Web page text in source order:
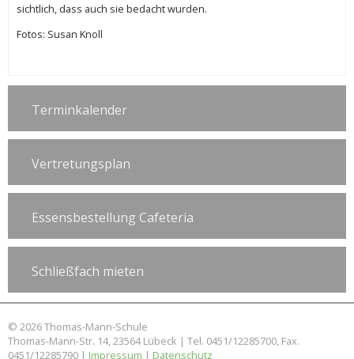
sichtlich, dass auch sie bedacht wurden.
Fotos: Susan Knoll
Terminkalender
Vertretungsplan
Essensbestellung Cafeteria
Schließfach mieten
© 2026 Thomas-Mann-Schule
Thomas-Mann-Str. 14, 23564 Lübeck | Tel. 0451/12285700, Fax.
0451/12285790 | Impressum | Datenschutz